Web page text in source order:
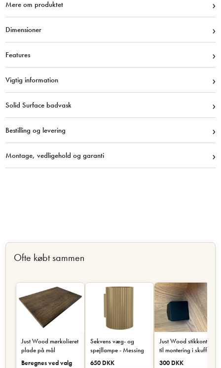
Mere om produktet ›
Dimensioner ›
Features ›
Vigtig information ›
Solid Surface badvask ›
Bestilling og levering ›
Montage, vedligehold og garanti ›
Ofte købt sammen
Just Wood mørkolieret
plade på mål
Beregnes ved valg
Sekvens væg- og
spejllampe - Messing
650 DKK
Just Wood stikkontakt
til montering i skuffe
eller skab - Sort
300 DKK